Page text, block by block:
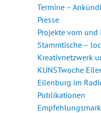
Termine –
Presse
Projekte vom und
Stammtische –
Kreativnetzwerk
KUNSTwoche
Eilenburg im
Publikationen